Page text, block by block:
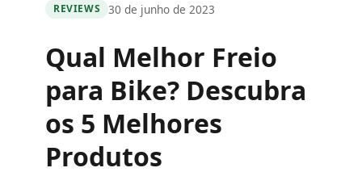
REVIEWS 30 de junho de 2023
Qual Melhor Freio
para Bike? Descubra
os 5 Melhores
Produtos